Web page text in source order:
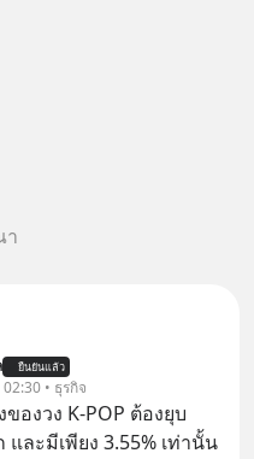
ยืนยันแล้ว
• ธุรกิจ
องวง K-POP ต้องยุบ
และมีเพียง 3.55% เท่านั้น